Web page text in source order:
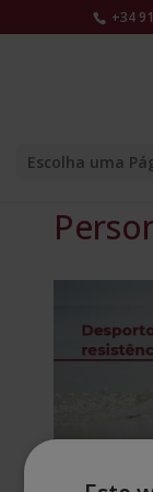
+34
Escolha uma